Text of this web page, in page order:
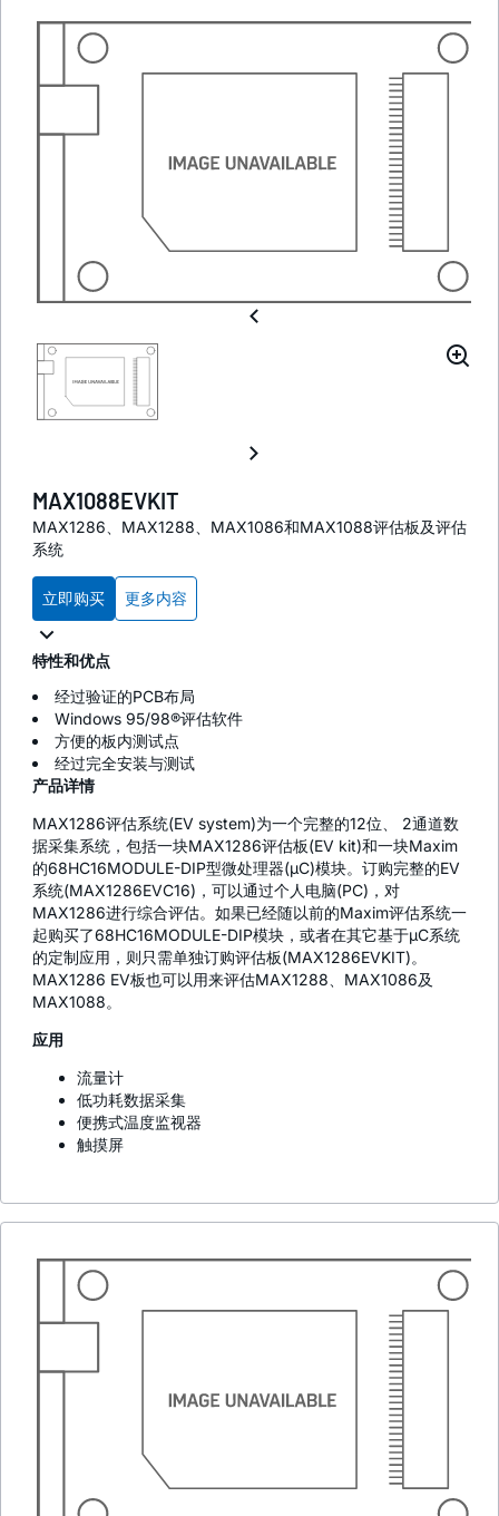
MAX1088EVKIT
MAX1286、MAX1288、MAX1086和MAX1088评估板及评估
系统
立即购买 更多内容
特性和优点
经过验证的PCB布局
Windows 95/98®评估软件
方便的板内测试点
经过完全安装与测试
产品详情
MAX1286评估系统(EV system)为一个完整的12位、 2通道数
据采集系统，包括一块MAX1286评估板(EV kit)和一块Maxim
的68HC16MODULE-DIP型微处理器(µC)模块。订购完整的EV
系统(MAX1286EVC16)，可以通过个人电脑(PC)，对
MAX1286进行综合评估。如果已经随以前的Maxim评估系统一
起购买了68HC16MODULE-DIP模块，或者在其它基于µC系统
的定制应用，则只需单独订购评估板(MAX1286EVKIT)。
MAX1286 EV板也可以用来评估MAX1288、MAX1086及
MAX1088。
应用
流量计
低功耗数据采集
便携式温度监视器
触摸屏